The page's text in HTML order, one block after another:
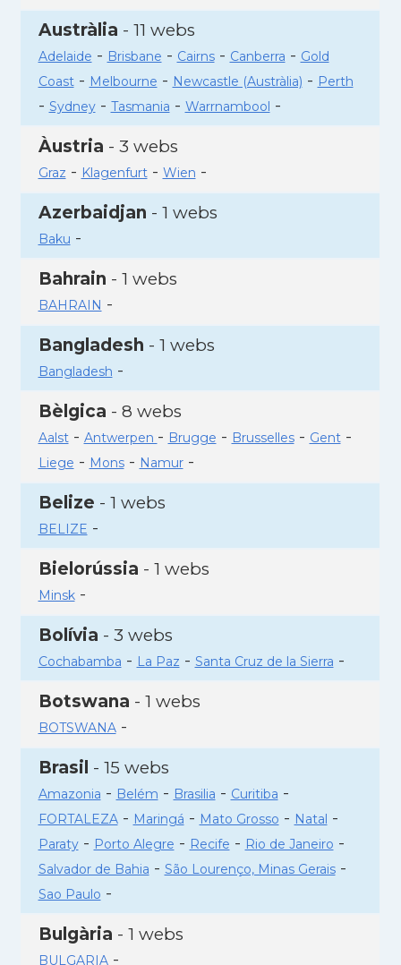
Austràlia - 11 webs
Adelaide - Brisbane - Cairns- Canberra - Gold
Coast- Melbourne - Newcastle (Austràlia) - Perth
- Sydney- Tasmania - Warrnambool -
Àustria - 3 webs
Graz - Klagenfurt- Wien -
Azerbaidjan - 1 webs
Baku -
Bahrain - 1 webs
BAHRAIN -
Bangladesh - 1 webs
Bangladesh -
Bèlgica - 8 webs
Aalst- Antwerpen - Brugge - Brusselles- Gent-
Liege - Mons- Namur-
Belize - 1 webs
BELIZE -
Bielorússia - 1 webs
Minsk-
Bolívia - 3 webs
Cochabamba - La Paz - Santa Cruz de la Sierra -
Botswana - 1 webs
BOTSWANA-
Brasil - 15 webs
Amazonia - Belém - Brasilia - Curitiba -
FORTALEZA- Maringá - Mato Grosso - Natal -
Paraty- Porto Alegre - Recife - Rio de Janeiro -
Salvador de Bahia - São Lourenço, Minas Gerais-
Sao Paulo -
Bulgària - 1 webs
BULGARIA-